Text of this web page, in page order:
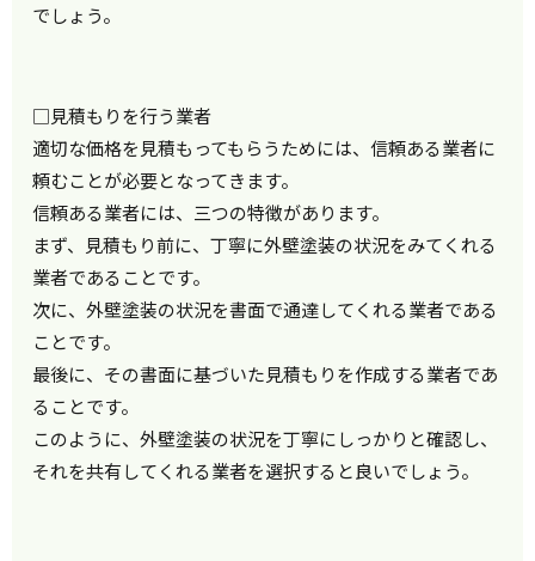
でしょう。
□見積もりを行う業者
適切な価格を見積もってもらうためには、信頼ある業者に
頼むことが必要となってきます。
信頼ある業者には、三つの特徴があります。
まず、見積もり前に、丁寧に外壁塗装の状況をみてくれる
業者であることです。
次に、外壁塗装の状況を書面で通達してくれる業者である
ことです。
最後に、その書面に基づいた見積もりを作成する業者であ
ることです。
このように、外壁塗装の状況を丁寧にしっかりと確認し、
それを共有してくれる業者を選択すると良いでしょう。